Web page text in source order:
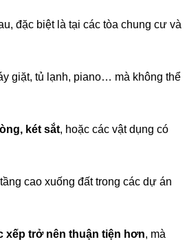
đặc biệt là tại các tòa chung cư và
giặt, tủ lạnh, piano… mà không thể
két sắt, hoặc các vật dụng có
cao xuống đất trong các dự án
xếp trở nên thuận tiện hơn, mà